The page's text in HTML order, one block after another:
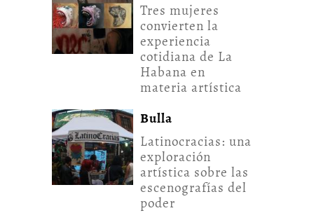
Tres mujeres
convierten la
experiencia
cotidiana de La
Habana en
materia artística
Bulla
Latinocracias: una
exploración
artística sobre las
escenografías del
poder